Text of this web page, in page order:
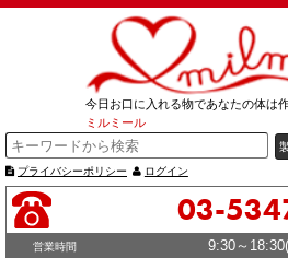
今日お口に入れる物であなたの体は
ミルミール
プライバシーポリシー ログイン
03-
営業時間 9:30～